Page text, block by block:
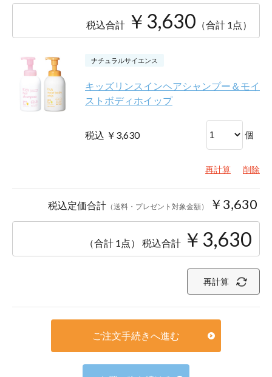
税込合計 ￥3,630 （合計 1点）
ナチュラルサイエンス
キッズリンスインヘアシャンプー＆モイ
ストボディホイップ
税込 ￥3,630 個
再計算 削除
税込定価合計 （送料・プレゼント対象金額） ￥3,630
（合計 1点） 税込合計 ￥3,630
再計算
ご注文手続きへ進む